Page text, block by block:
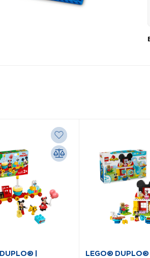
|
LEGO®